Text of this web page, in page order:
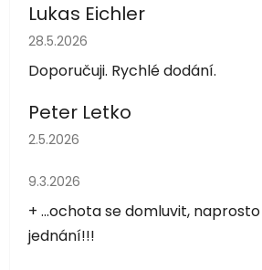
Lukas Eichler
Hodnocení obchodu je 5 z 5
28.5.2026
Doporučuji. Rychlé dodání.
Peter Letko
Hodnocení obchodu je 5 z 5
2.5.2026
Hodnocení obchodu je 5 z 5
9.3.2026
+ ...ochota se domluvit,
jednání!!!